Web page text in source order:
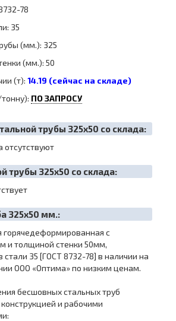
78
35
(мм.): 325
(мм.): 50
(т): 14.19 (сейчас на складе)
ПО ЗАПРОСУ
трубы 325х50 со склада:
отсутствуют
трубы 325х50 со склада:
325х50 мм.:
горячедеформированная с
и толщиной стенки 50мм,
стали 35 [ГОСТ 8732-78] в наличии на
ООО «Оптима» по низким ценам.
бесшовных стальных труб
и рабочими